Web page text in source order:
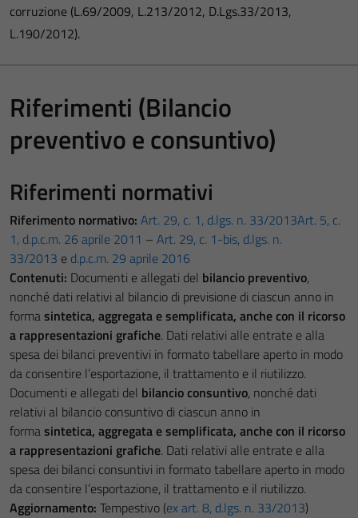
corruzione (L.69/2009, L.213/2012, D.Lgs.33/2013,
L.190/2012).
Riferimenti (Bilancio
preventivo e consuntivo)
Riferimenti normativi
Riferimento normativo: Art. 29, c. 1, d.lgs. n. 33/2013Art. 5, c.
1, d.p.c.m. 26 aprile 2011 – Art. 29, c. 1-bis, d.lgs. n.
33/2013 e d.p.c.m. 29 aprile 2016
Contenuti: Documenti e allegati del bilancio preventivo,
nonché dati relativi al bilancio di previsione di ciascun anno in
formasintetica, aggregata e semplificata, anche con il ricorso
a rappresentazioni grafiche. Dati relativi alle entrate e alla
spesa dei bilanci preventivi in formato tabellare aperto in modo
da consentire l’esportazione, il trattamento e il riutilizzo.
Documenti e allegati del bilancio consuntivo, nonché dati
relativi al bilancio consuntivo di ciascun anno in
formasintetica, aggregata e semplificata, anche con il ricorso
a rappresentazioni grafiche. Dati relativi alle entrate e alla
spesa dei bilanci consuntivi in formato tabellare aperto in modo
da consentire l’esportazione, il trattamento e il riutilizzo.
Aggiornamento: Tempestivo (ex art. 8, d.lgs. n. 33/2013)